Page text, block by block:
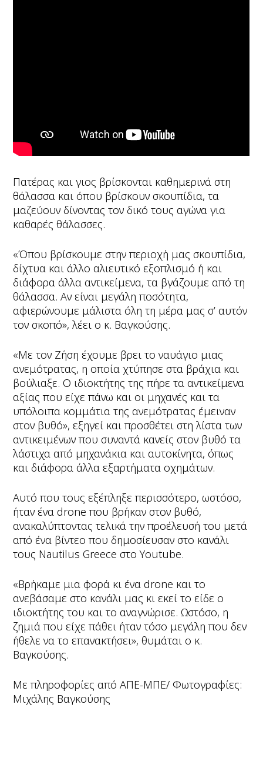
Πατέρας και γιος βρίσκονται καθημερινά στη
θάλασσα και όπου βρίσκουν σκουπίδια, τα
μαζεύουν δίνοντας τον δικό τους αγώνα για
καθαρές θάλασσες.
«Όπου βρίσκουμε στην περιοχή μας σκουπίδια,
δίχτυα και άλλο αλιευτικό εξοπλισμό ή και
διάφορα άλλα αντικείμενα, τα βγάζουμε από τη
θάλασσα. Αν είναι μεγάλη ποσότητα,
αφιερώνουμε μάλιστα όλη τη μέρα μας σ’ αυτόν
τον σκοπό», λέει ο κ. Βαγκούσης.
«Με τον Ζήση έχουμε βρει το ναυάγιο μιας
ανεμότρατας, η οποία χτύπησε στα βράχια και
βούλιαξε. Ο ιδιοκτήτης της πήρε τα αντικείμενα
αξίας που είχε πάνω και οι μηχανές και τα
υπόλοιπα κομμάτια της ανεμότρατας έμειναν
στον βυθό», εξηγεί και προσθέτει στη λίστα των
αντικειμένων που συναντά κανείς στον βυθό τα
λάστιχα από μηχανάκια και αυτοκίνητα, όπως
και διάφορα άλλα εξαρτήματα οχημάτων.
Αυτό που τους εξέπληξε περισσότερο, ωστόσο,
ήταν ένα drone που βρήκαν στον βυθό,
ανακαλύπτοντας τελικά την προέλευσή του μετά
από ένα βίντεο που δημοσίευσαν στο κανάλι
τους Nautilus Greece στο Υoutube.
«Βρήκαμε μια φορά κι ένα drone και το
ανεβάσαμε στο κανάλι μας κι εκεί το είδε ο
ιδιοκτήτης του και το αναγνώρισε. Ωστόσο, η
ζημιά που είχε πάθει ήταν τόσο μεγάλη που δεν
ήθελε να το επανακτήσει», θυμάται ο κ.
Βαγκούσης.
Με πληροφορίες από ΑΠΕ-ΜΠΕ/ Φωτογραφίες:
Μιχάλης Βαγκούσης